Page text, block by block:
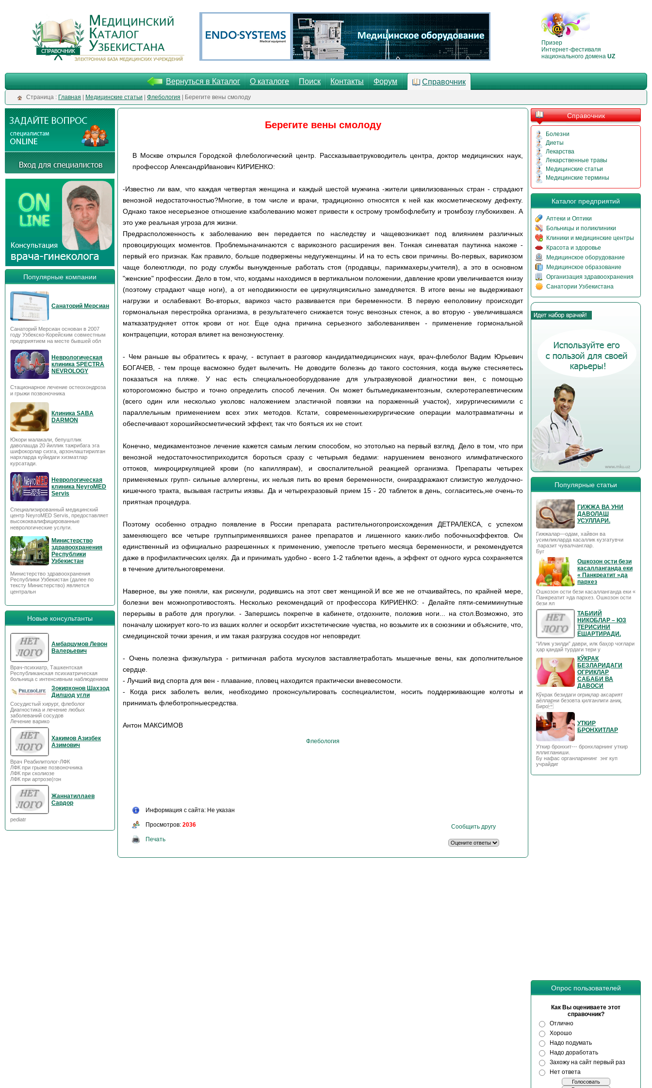
Призер
Интернет-фестиваля
национального домена UZ
Вернуться в Каталог О каталоге Поиск Контакты Форум Справочник
Cтраница : Главная Медицинские статьи Флебология | Берегите вены смолоду
Популярные компании
Санаторий Мерсиан
Санаторий Мерсиан основан в 2007
году Узбекско-Корейским совместным
предприятием на месте бывшей обл
Неврологическая
клиника SPECTRA
NEVROLOGY
Стационарное лечение остеохондроза
и грыжи позвоночника
Клиника SABA
DARMON
Юкори малакали, бепуштлик
даволашда 20 йиллик тажрибага эга
шифокорлар сизга, арзонлаштирилган
нархларда куйидаги хизматлар
курсатади.
Неврологическая
клиника NeyroMED
Servis
Специализированный медицинский
центр NeyroMED Servis, предоставляет
высококвалифицированные
неврологические услуги.
Министерство
здравоохранения
Республики
Узбекистан
Министерство здравоохранения
Республики Узбекистан (далее по
тексту Министерство) является
центральн
Новые консультанты
Амбарцумов Левон
Валерьевич
Врач-психиатр, Ташкентская
Республиканская психиатрическая
больница с интенсивным наблюдением
Зокирхонов Шахзод
Дилшод угли
Сосудистый хирург, флеболог
Диагностика и лечение любых
заболеваний сосудов
Лечение варико
Хакимов Азизбек
Азимович
Врач Реабилитолог-ЛФК
ЛФК при грыже позвоночника
ЛФК при сколиозе
ЛФК при артрозе(гон
Жаннатиллаев
Сардор
pediatr
Берегите вены смолоду
В Москве открылся Городской флебологический центр. Рассказываетруководитель центра, доктор медицинских наук,
профессор АлександрИванович КИРИЕНКО:
-Известно ли вам, что каждая четвертая женщина и каждый шестой мужчина -жители цивилизованных стран - страдают
венозной недостаточностью?Многие, в том числе и врачи, традиционно относятся к ней как ккосметическому дефекту.
Однако такое несерьезное отношение кзаболеванию может привести к острому тромбофлебиту и тромбозу глубокихвен. А
это уже реальная угроза для жизни.
Предрасположенность к заболеванию вен передается по наследству и чащевозникает под влиянием различных
провоцирующих моментов. Проблемыначинаются с варикозного расширения вен. Тонкая синеватая паутинка накоже -
первый его признак. Как правило, больше подвержены недугуженщины. И на то есть свои причины. Во-первых, варикозом
чаще болеютлюди, по роду службы вынужденные работать стоя (продавцы, парикмахеры,учителя), а это в основном
"женские" профессии. Дело в том, что, когдамы находимся в вертикальном положении, давление крови увеличивается книзу
(поэтому страдают чаще ноги), а от неподвижности ее циркуляциясильно замедляется. В итоге вены не выдерживают
нагрузки и ослабевают. Во-вторых, варикоз часто развивается при беременности. В первую ееполовину происходит
гормональная перестройка организма, в результатечего снижается тонус венозных стенок, а во вторую - увеличившаяся
матказатрудняет отток крови от ног. Еще одна причина серьезного заболеваниявен - применение гормональной
контрацепции, которая влияет на венознуюстенку.
- Чем раньше вы обратитесь к врачу, - вступает в разговор кандидатмедицинских наук, врач-флеболог Вадим Юрьевич
БОГАЧЕВ, - тем проще васможно будет вылечить. Не доводите болезнь до такого состояния, когда выуже стесняетесь
показаться на пляже. У нас есть специальноеоборудование для ультразвуковой диагностики вен, с помощью
которогоможно быстро и точно определить способ лечения. Он может бытьмедикаментозным, склеротерапевтическим
(всего один или несколько уколовс наложением эластичной повязки на пораженный участок), хирургическимили с
параллельным применением всех этих методов. Кстати, современныехирургические операции малотравматичны и
обеспечивают хорошийкосметический эффект, так что бояться их не стоит.
Конечно, медикаментозное лечение кажется самым легким способом, но этотолько на первый взгляд. Дело в том, что при
венозной недостаточностиприходится бороться сразу с четырьмя бедами: нарушением венозного илимфатического
оттоков, микроциркуляцией крови (по капиллярам), и своспалительной реакцией организма. Препараты четырех
применяемых групп- сильные аллергены, их нельзя пить во время беременности, онираздражают слизистую желудочно-
кишечного тракта, вызывая гастриты иязвы. Да и четырехразовый прием 15 - 20 таблеток в день, согласитесь,не очень-то
приятная процедура.
Поэтому особенно отрадно появление в России препарата растительногопроисхождения ДЕТРАЛЕКСА, с успехом
заменяющего все четыре группыприменявшихся ранее препаратов и лишенного каких-либо побочныхэффектов. Он
единственный из официально разрешенных к применению, ужепосле третьего месяца беременности, и рекомендуется
даже в профилактических целях. Да и принимать удобно - всего 1-2 таблетки вдень, а эффект от одного курса сохраняется
в течение длительноговремени.
Наверное, вы уже поняли, как рискнули, родившись на этот свет женщиной.И все же не отчаивайтесь, по крайней мере,
болезни вен можнопротивостоять. Несколько рекомендаций от профессора КИРИЕНКО: - Делайте пяти-семиминутные
перерывы в работе для прогулки. - Запершись покрепче в кабинете, отдохните, положив ноги... на стол.Возможно, это
поначалу шокирует кого-то из ваших коллег и оскорбит ихэстетические чувства, но возьмите их в союзники и объясните, что,
смедицинской точки зрения, и им такая разгрузка сосудов ног неповредит.
- Очень полезна физкультура - ритмичная работа мускулов заставляетработать мышечные вены, как дополнительное
сердце.
- Лучший вид спорта для вен - плавание, пловец находится практически вневесомости.
- Когда риск заболеть велик, необходимо проконсультировать соспециалистом, носить поддерживающие колготы и
принимать флеботропныесредства.
Антон МАКСИМОВ
Флебология
Информация с сайта: Не указан
Просмотров: 2036
Печать
Сообщить другу
Справочник
Болезни
Диеты
Лекарства
Лекарственные травы
Медицинские статьи
Медицинские термины
Каталог предприятий
Аптеки и Оптики
Больницы и поликлиники
Клиники и медицинские центры
Красота и здоровье
Медицинское оборудование
Медицинское образование
Организация здравоохранения
Санатории Узбекистана
Популярные статьи
ГИЖЖА ВА УНИ
ДАВОЛАШ
УСУЛЛАРИ.
Гижжалар—одам, хайвон ва
усимликларда касаллик кузгатувчи
паразит чувалчанглар.
Буг
Ошкозон ости бези
касалланганда еки
« Панкреатит »да
пархез
Ошкозон ости бези касалланганда еки «
Панкреатит »да пархез. Ошкозон ости
бези ял
ТАБИИЙ
НИКОБЛАР – ЮЗ
ТЕРИСИНИ
ЁШАРТИРАДИ.
“Илик узилди” даври, илк баҳор чоғлари
ҳар қандай турдаги тери у
КЎКРАК
БЕЗЛАРИДАГИ
ОГРИКЛАР
САБАБИ ВА
ДАВОСИ
Кўкрак безидаги оғриқлар аксарият
аёлларни безовта қилганлиги аниқ.
Биро
УТКИР
БРОНХИТЛАР
Уткир бронхит--- бронхларнинг уткир
яллигланиши.
Бу нафас органларининг энг куп
учрайдиг
Опрос пользователей
Как Вы оцениваете этот
справочник?
Отлично
Хорошо
Надо подумать
Надо доработать
Захожу на сайт первый раз
Нет ответа